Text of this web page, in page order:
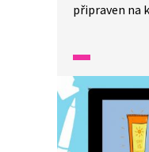
připraven na
podaří ztratit
začne
hlavu a řídit
radami.
co znamená